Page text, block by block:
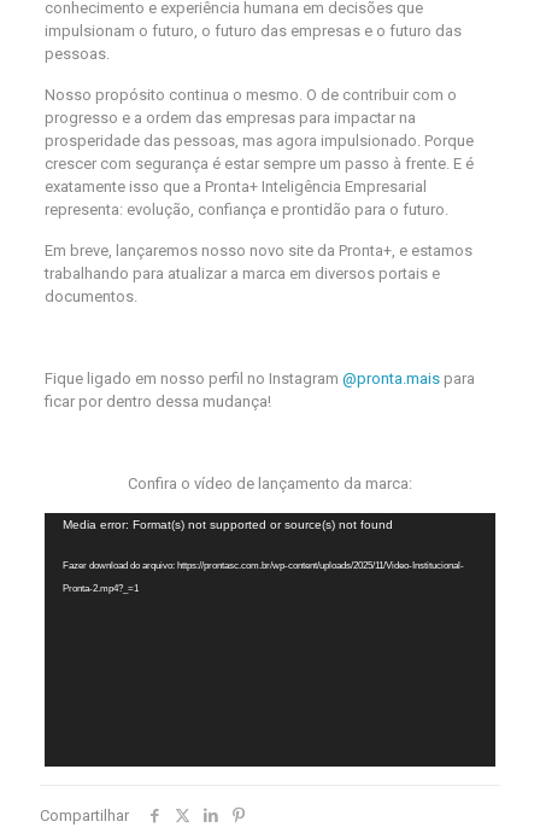
conhecimento e experiência humana em decisões que
impulsionam o futuro, o futuro das empresas e o futuro das
pessoas.
Nosso propósito continua o mesmo. O de contribuir com o
progresso e a ordem das empresas para impactar na
prosperidade das pessoas, mas agora impulsionado. Porque
crescer com segurança é estar sempre um passo à frente. E é
exatamente isso que a Pronta+ Inteligência Empresarial
representa: evolução, confiança e prontidão para o futuro.
Em breve, lançaremos nosso novo site da Pronta+, e estamos
trabalhando para atualizar a marca em diversos portais e
documentos.
Fique ligado em nosso perfil no Instagram @pronta.maispara
ficar por dentro dessa mudança!
Confira o vídeo de lançamento da marca:
Tocador
vídeo
Media error: Format(s) not supported or source(s) not found
Fazer download do arquivo: https://prontasc.com.br/wp-content/uploads/2025/11/Video-Institucional-
Pronta-2.mp4?_=1
Compartilhar